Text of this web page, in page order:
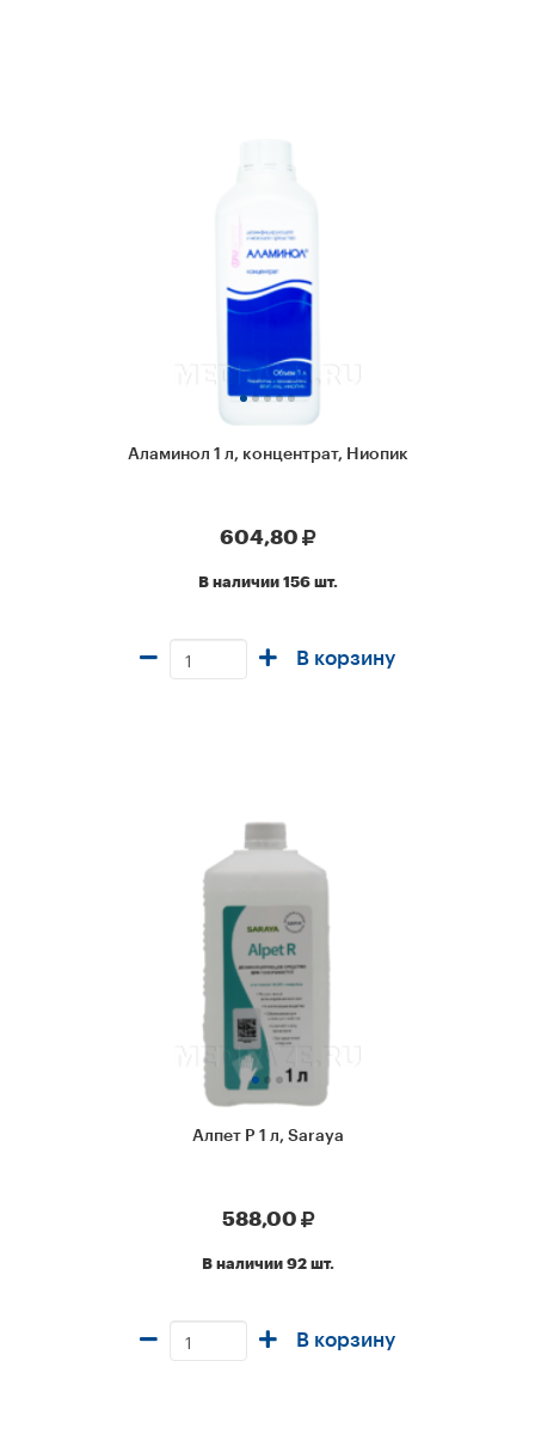
Аламинол 1 л, концентрат, Ниопик
604,80
В наличии 156 шт.
В корзину
Алпет Р 1 л, Saraya
588,00
В наличии 92 шт.
В корзину